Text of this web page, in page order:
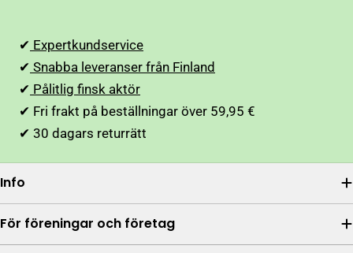
✔ Expertkundservice
✔ Snabba leveranser från Finland
✔ Pålitlig finsk aktör
✔ Fri frakt på beställningar över 59,95 €
✔ 30 dagars returrätt
Info
För föreningar och företag